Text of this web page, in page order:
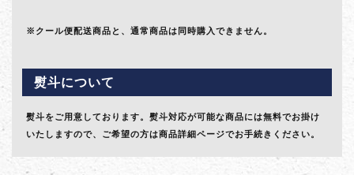
※クール便配送商品と、通常商品は同時購入できません。
熨斗について
熨斗をご用意しております。熨斗対応が可能な商品には無料でお掛け
いたしますので、ご希望の方は商品詳細ページでお手続きください。